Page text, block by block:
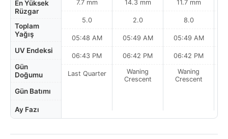
En Yüksek
Rüzgar
Toplam
Yağış
UV Endeksi
Gün
Doğumu
Gün Batımı
Ay Fazı
7.7 mm
5.0
05:48 AM
06:43 PM
Last Quarter
14.3 mm
2.0
05:49 AM
06:42 PM
Waning
Crescent
11.7 mm
8.0
05:49 AM
06:42 PM
Waning
Crescent